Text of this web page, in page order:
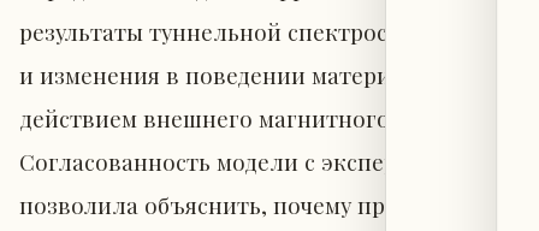
результаты туннельной спектроскопии, так
и изменения в поведении материалов под
действием внешнего магнитного поля.
Согласованность модели с экспериментом
позволила объяснить, почему предыдущие